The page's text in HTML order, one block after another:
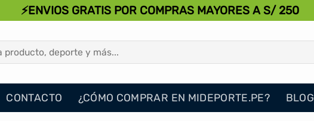
⚡ENVIOS GRATIS POR COMPRAS MAYORES A S/ 250
CONTACTO ¿CÓMO COMPRAR EN MIDEPORTE.PE? BLOG